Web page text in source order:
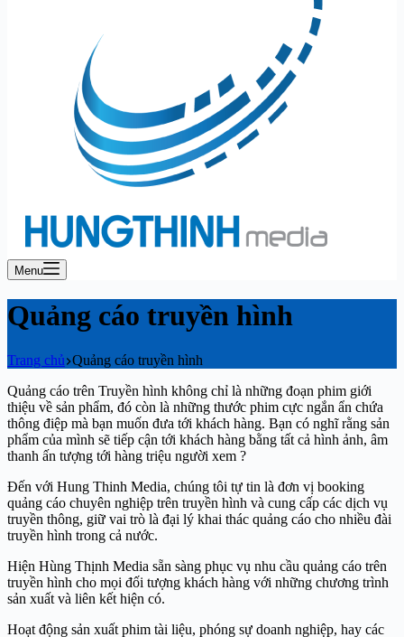
Menu
Quảng cáo truyền hình
Trang chủ Quảng cáo truyền hình
Quảng cáo trên Truyền hình không chỉ là những đoạn phim giới
thiệu về sản phẩm, đó còn là những thước phim cực ngắn ẩn chứa
thông điệp mà bạn muốn đưa tới khách hàng. Bạn có nghĩ rằng sản
phẩm của mình sẽ tiếp cận tới khách hàng bằng tất cả hình ảnh, âm
thanh ấn tượng tới hàng triệu người xem ?
Đến với Hung Thinh Media, chúng tôi tự tin là đơn vị booking
quảng cáo chuyên nghiệp trên truyền hình và cung cấp các dịch vụ
truyền thông, giữ vai trò là đại lý khai thác quảng cáo cho nhiều đài
truyền hình trong cả nước.
Hiện Hùng Thịnh Media sẵn sàng phục vụ nhu cầu quảng cáo trên
truyền hình cho mọi đối tượng khách hàng với những chương trình
sản xuất và liên kết hiện có.
Hoạt động sản xuất phim tài liệu, phóng sự doanh nghiệp, hay các